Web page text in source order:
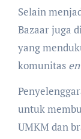
Selain
Bazaar juga
yang
komunitas
untuk
UMKM dan